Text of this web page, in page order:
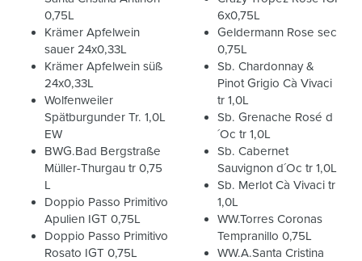
0,75L
Krämer Apfelwein
sauer 24x0,33L
Krämer Apfelwein süß
24x0,33L
Wolfenweiler
Spätburgunder Tr. 1,0L
EW
BWG.Bad Bergstraße
Müller-Thurgau tr 0,75
L
Doppio Passo Primitivo
Apulien IGT 0,75L
Doppio Passo Primitivo
Rosato IGT 0,75L
6x0,75L
Geldermann Rose sec
0,75L
Sb. Chardonnay &
Pinot Grigio Cà Vivaci
tr 1,0L
Sb. Grenache Rosé d
´Oc tr 1,0L
Sb. Cabernet
Sauvignon d´Oc tr 1,0L
Sb. Merlot Cà Vivaci tr
1,0L
WW.Torres Coronas
Tempranillo 0,75L
WW.A.Santa Cristina